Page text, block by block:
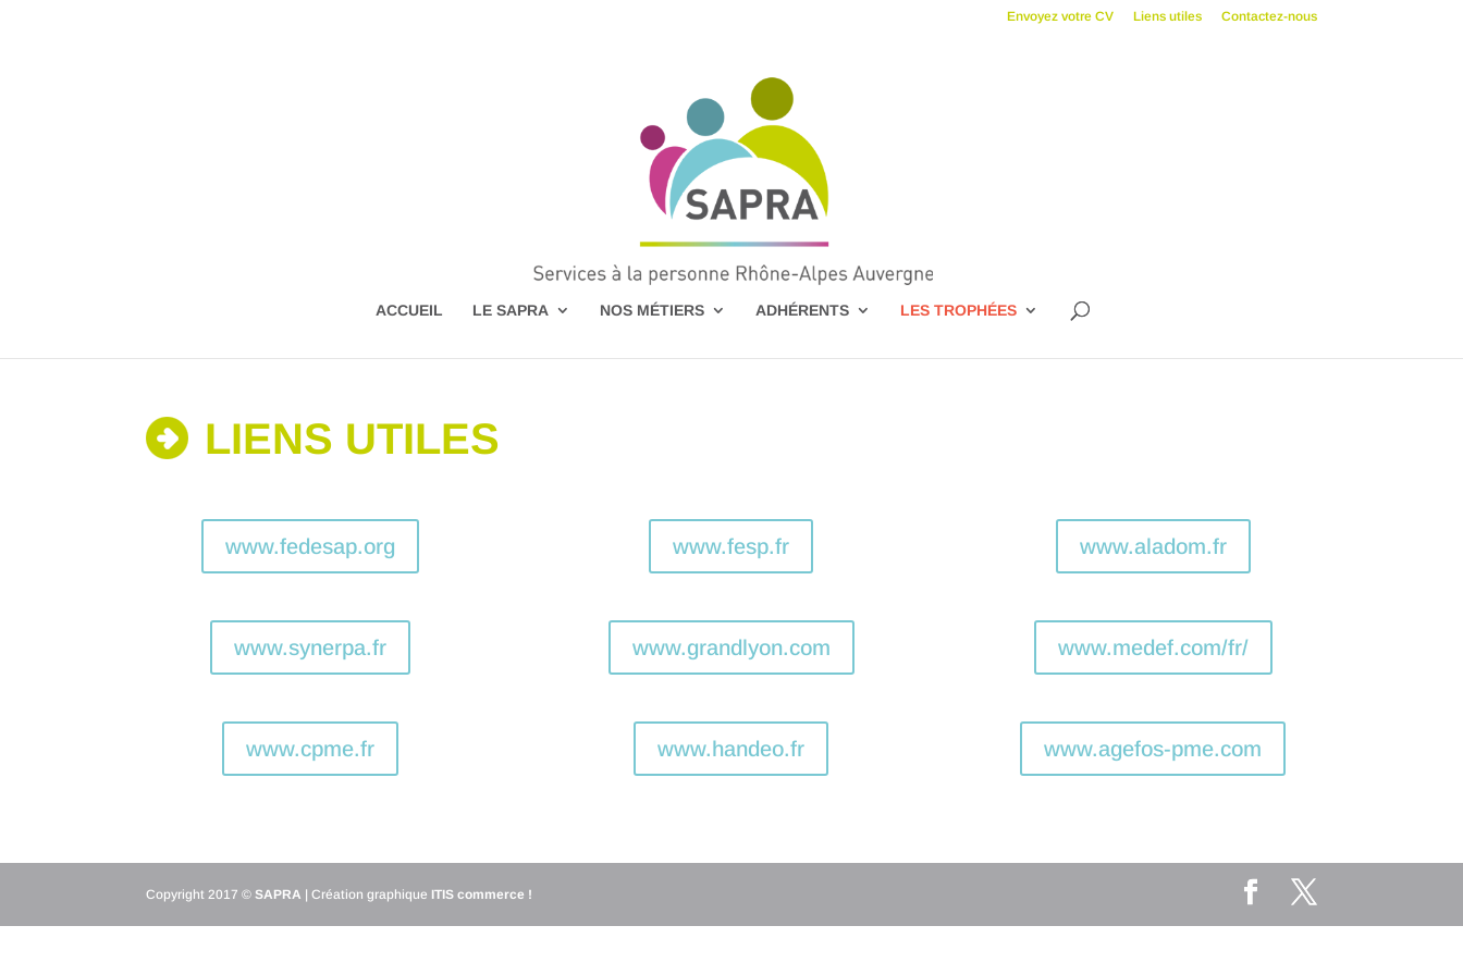
Envoyez votre CV Liens utiles Contactez-nous
ACCUEIL LE SAPRA NOS MÉTIERS ADHÉRENTS LES TROPHÉES
LIENS UTILES
www.fedesap.org
www.synerpa.fr
www.cpme.fr
www.fesp.fr
www.grandlyon.com
www.handeo.fr
www.aladom.fr
www.medef.com/fr/
www.agefos-pme.com
Copyright 2017 ©SAPRA | Création graphique ITIS commerce !